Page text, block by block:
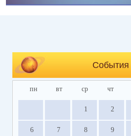
События
пн вт ср чт
1 2
6 7 8 9